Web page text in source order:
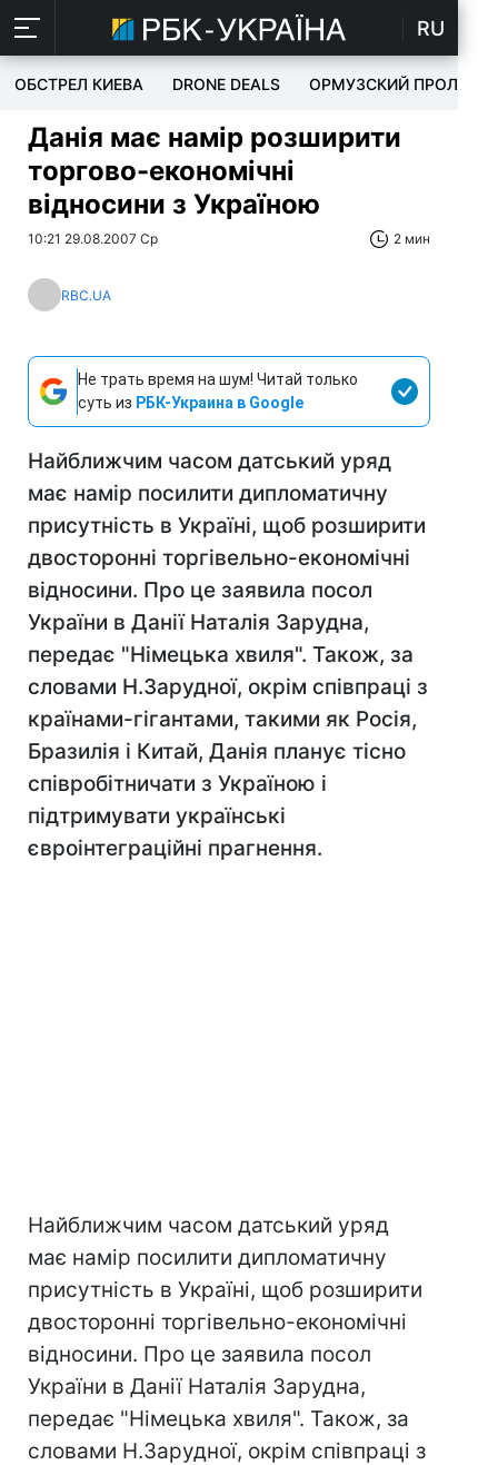
RU
ОБСТРЕЛ КИЕВА DRONE DEALS ОРМУЗСКИЙ ПРОЛИВ
Данія має намір розширити
торгово-економічні
відносини з Україною
10:21 29.08.2007 Ср 2 мин
RBC.UA
Не трать время на шум! Читай только
суть из РБК-Украина в Google
Найближчим часом датський уряд
має намір посилити дипломатичну
присутність в Україні, щоб розширити
двосторонні торгівельно-економічні
відносини. Про це заявила посол
України в Данії Наталія Зарудна,
передає "Німецька хвиля". Також, за
словами Н.Зарудної, окрім співпраці з
країнами-гігантами, такими як Росія,
Бразилія і Китай, Данія планує тісно
співробітничати з Україною і
підтримувати українські
євроінтеграційні прагнення.
Найближчим часом датський уряд
має намір посилити дипломатичну
присутність в Україні, щоб розширити
двосторонні торгівельно-економічні
відносини. Про це заявила посол
України в Данії Наталія Зарудна,
передає "Німецька хвиля". Також, за
словами Н.Зарудної, окрім співпраці з